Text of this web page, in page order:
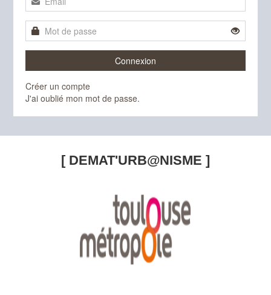
Connexion
Créer un compte
J'ai oublié mon mot de passe.
[ DEMAT'URB@NISME ]